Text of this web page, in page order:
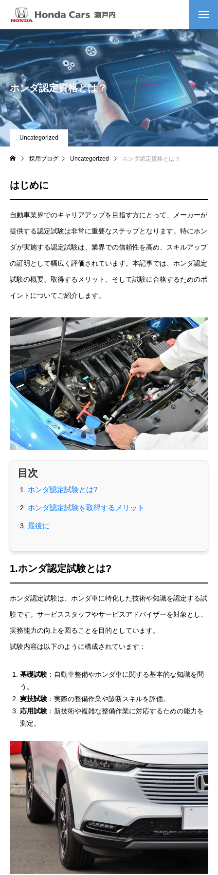
ホンダ認定資格とは？
Uncategorized
採用ブログ Uncategorized ホンダ認定資格とは？
はじめに
自動車業界でのキャリアアップを目指す方にとって、メーカーが
提供する認定試験は非常に重要なステップとなります。特にホン
ダが実施する認定試験は、業界での信頼性を高め、スキルアップ
の証明として幅広く評価されています。本記事では、ホンダ認定
試験の概要、取得するメリット、そして試験に合格するためのポ
イントについてご紹介します。
目次
ホンダ認定試験とは?
ホンダ認定試験を取得するメリット
最後に
1.ホンダ認定試験とは?
ホンダ認定試験は、ホンダ車に特化した技術や知識を認定する試
験です。サービススタッフやサービスアドバイザーを対象とし、
実務能力の向上を図ることを目的としています。
試験内容は以下のように構成されています：
基礎試験 ：自動車整備やホンダ車に関する基本的な知識を問
う。
実技試験 ：実際の整備作業や診断スキルを評価。
応用試験 ：新技術や複雑な整備作業に対応するための能力を
測定。